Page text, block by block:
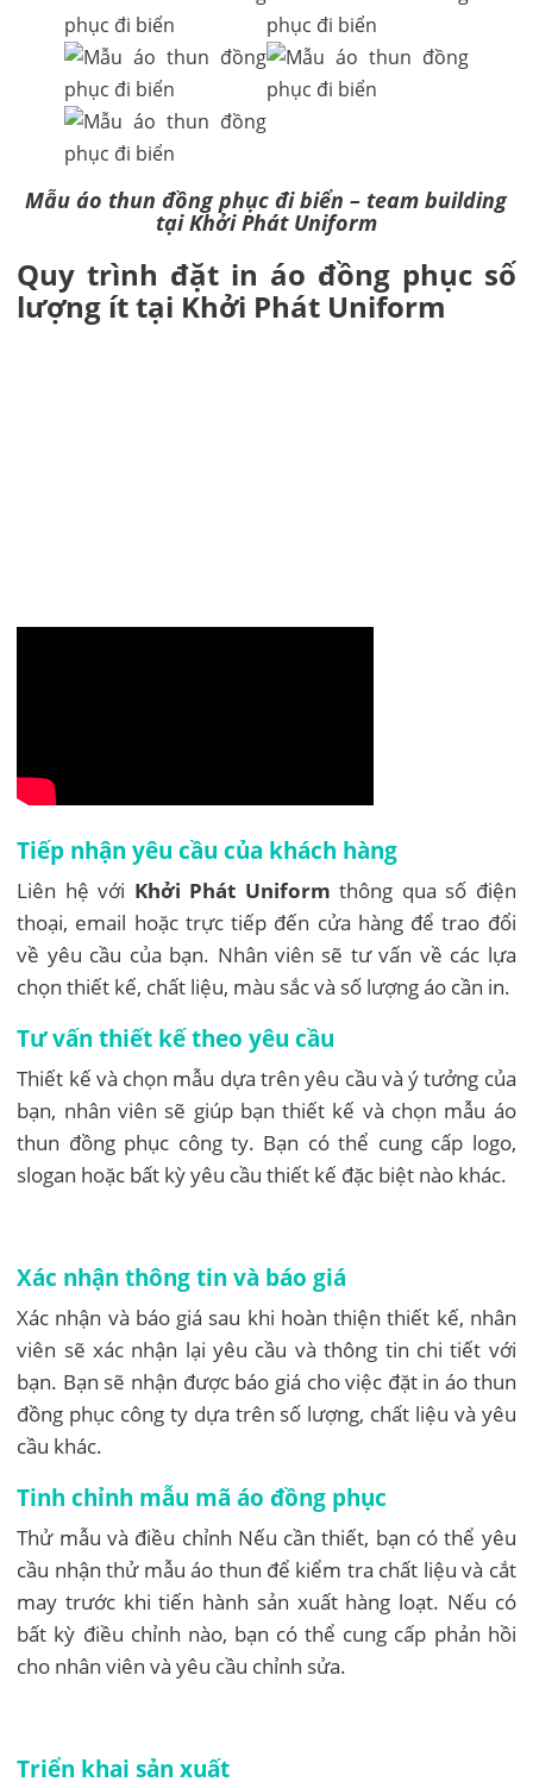
Mẫu áo thun đồng phục đi biển – team building
tại Khởi Phát Uniform
Quy trình đặt in áo đồng phục số
lượng ít tại Khởi Phát Uniform
Tiếp nhận yêu cầu của khách hàng
Liên hệ với Khởi Phát Uniform thông qua số điện
thoại, email hoặc trực tiếp đến cửa hàng để trao đổi
về yêu cầu của bạn. Nhân viên sẽ tư vấn về các lựa
chọn thiết kế, chất liệu, màu sắc và số lượng áo cần in.
Tư vấn thiết kế theo yêu cầu
Thiết kế và chọn mẫu dựa trên yêu cầu và ý tưởng của
bạn, nhân viên sẽ giúp bạn thiết kế và chọn mẫu áo
thun đồng phục công ty. Bạn có thể cung cấp logo,
slogan hoặc bất kỳ yêu cầu thiết kế đặc biệt nào khác.
Xác nhận thông tin và báo giá
Xác nhận và báo giá sau khi hoàn thiện thiết kế, nhân
viên sẽ xác nhận lại yêu cầu và thông tin chi tiết với
bạn. Bạn sẽ nhận được báo giá cho việc đặt in áo thun
đồng phục công ty dựa trên số lượng, chất liệu và yêu
cầu khác.
Tinh chỉnh mẫu mã áo đồng phục
Thử mẫu và điều chỉnh Nếu cần thiết, bạn có thể yêu
cầu nhận thử mẫu áo thun để kiểm tra chất liệu và cắt
may trước khi tiến hành sản xuất hàng loạt. Nếu có
bất kỳ điều chỉnh nào, bạn có thể cung cấp phản hồi
cho nhân viên và yêu cầu chỉnh sửa.
Triển khai sản xuất